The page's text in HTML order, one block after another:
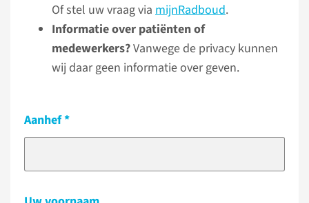
Of stel uw vraag via mijnRadboud.
Informatie over patiënten of
medewerkers?Vanwege de privacy kunnen
wij daar geen informatie over geven.
Aanhef